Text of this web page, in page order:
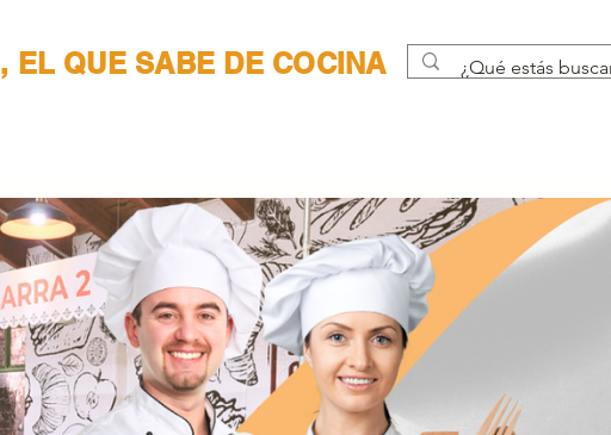
EL QUE SABE DE COCINA